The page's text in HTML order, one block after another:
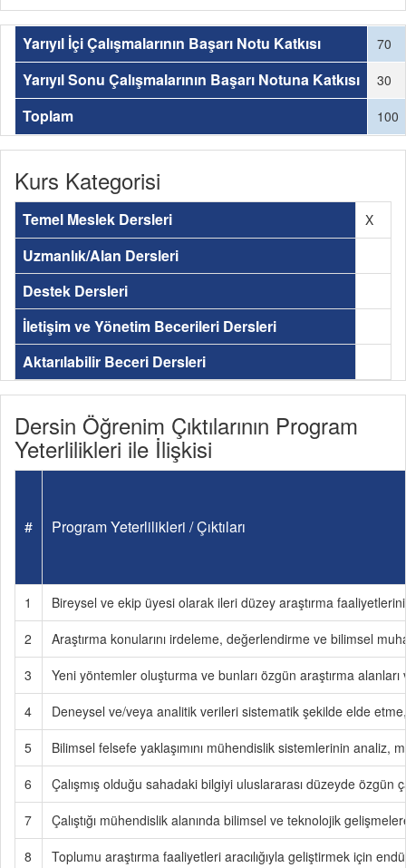
Yarıyıl İçi Çalışmalarının Başarı Notu Katkısı 70
Yarıyıl Sonu Çalışmalarının Başarı Notuna Katkısı 30
Toplam 100
Kurs Kategorisi
Temel Meslek Dersleri X
Uzmanlık/Alan Dersleri
Destek Dersleri
İletişim ve Yönetim Becerileri Dersleri
Aktarılabilir Beceri Dersleri
Dersin Öğrenim Çıktılarının Program
Yeterlilikleri ile İlişkisi
# Program Yeterlilikleri / Çıktıları
1
Bireysel ve ekip üyesi olarak ileri düzey araştırma
2
Araştırma konularını irdeleme, değerlendirme ve bilimsel
3
Yeni yöntemler oluşturma ve bunları özgün araştırma
4
Deneysel ve/veya analitik verileri sistematik şekilde elde
5
Bilimsel felsefe yaklaşımını mühendislik sistemlerinin analiz,
6
Çalışmış olduğu sahadaki bilgiyi uluslararası düzeyde
7
Çalıştığı mühendislik alanında bilimsel ve teknolojik
8
Toplumu araştırma faaliyetleri aracılığıyla geliştirmek için